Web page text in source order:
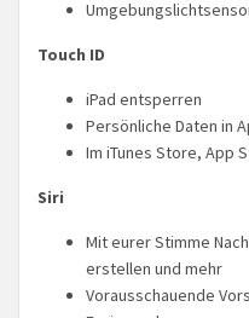
Touch ID
iPad entsperren
Persönliche Daten in
Im iTunes Store, App
Siri
Mit eurer Stimme
erstellen und mehr
Vorausschauende